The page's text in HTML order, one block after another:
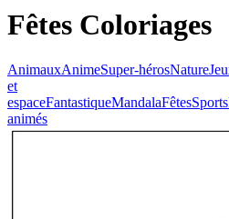
Fêtes Coloriages
AnimauxAnimeSuper-hérosNature
et
espaceFantastiqueMandalaFêtesSports
animés